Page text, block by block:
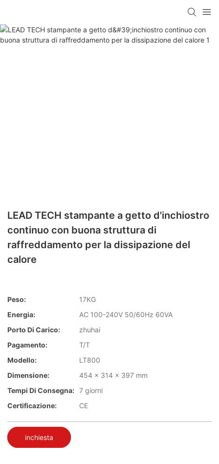
LEAD TECH stampante a getto d'inchiostro
continuo con buona struttura di
raffreddamento per la dissipazione del
calore
Peso:
17KG
Energia:
AC 100-240V 50/60Hz 60VA
Porto Di Carico:
zhuhai
Pagamento:
T/T
Modello:
LT800
Dimensione:
454 x 314 x 397 mm
Tempi Di Consegna: 7 giorni
Certificazione:
CE
inchiesta